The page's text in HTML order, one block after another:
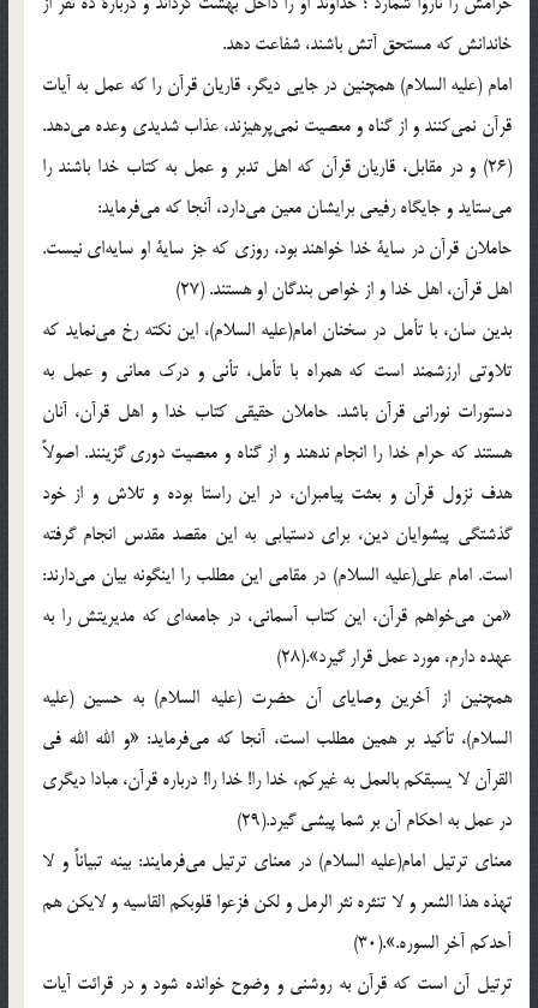
خاندانش‌ كه‌ مستحق‌ آتش‌ باشند، شفاعت‌ دهد.
امام‌ (علیه السلام) همچنين‌ در جايي‌ ديگر، قاريان‌ قرآن‌ را كه‌ عمل‌ به‌ آيات‌
قرآن‌ نمي‌كنند و از گناه‌ و معصيت‌ نمي‌پرهيزند، عذاب‌ شديدي‌ وعده‌ مي‌دهد.
(26) و در مقابل‌، قاريان‌ قرآن‌ كه‌ اهل‌ تدبر و عمل‌ به‌ كتاب‌ خدا باشند را
مي‌ستايد و جايگاه‌ رفيعي‌ برايشان‌ معين‌ مي‌دارد، آنجا كه‌ مي‌فرمايد:
حاملان‌ قرآن‌ در ساية‌ خدا خواهند بود، روزي‌ كه‌ جز ساية‌ او سايه‌اي‌ نيست‌.
اهل‌ قرآن‌، اهل‌ خدا و از خواص‌ بندگان‌ او هستند. (27)
بدين‌ سان‌، با تأمل‌ در سخنان‌ امام‌(علیه السلام)، اين‌ نكته‌ رخ‌ مي‌نمايد كه‌
تلاوتي‌ ارزشمند است‌ كه‌ همراه‌ با تأمل‌، تأني‌ و درك‌ معاني‌ و عمل‌ به‌
دستورات‌ نوراني‌ قرآن‌ باشد. حاملان‌ حقيقي‌ كتاب‌ خدا و اهل‌ قرآن‌، آنان‌
هستند كه‌ حرام‌ خدا را انجام‌ ندهند و از گناه‌ و معصيت‌ دوري‌ گزينند. اصولاً
هدف‌ نزول‌ قرآن‌ و بعثت‌ پيامبران‌، در اين‌ راستا بوده‌ و تلاش‌ و از خود
گذشتگي‌ پيشوايان‌ دين‌، براي‌ دستيابي‌ به‌ اين‌ مقصد مقدس‌ انجام‌ گرفته‌
است‌. امام‌ علي‌(علیه السلام) در مقامي‌ اين‌ مطلب‌ را اينگونه‌ بيان‌ مي‌دارند:
«من‌ مي‌خواهم‌ قرآن‌، اين‌ كتاب‌ آسماني‌، در جامعه‌اي‌ كه‌ مديريتش‌ را به‌
عهده‌ دارم‌، مورد عمل‌ قرار گيرد».(28)
همچنين‌ از آخرين‌ وصاياي‌ آن‌ حضرت‌ (علیه السلام) به‌ حسين‌ (علیه
السلام)، تأكيد بر همين‌ مطلب‌ است‌، آنجا كه‌ مي‌فرمايد: «و الله‌ الله‌ في‌
القرآن‌ لا يسبقكم‌ بالعمل‌ به‌ غيركم‌، خدا را! خدا را! درباره‌ قرآن‌، مبادا ديگري‌
در عمل‌ به‌ احكام‌ آن‌ بر شما پيشي‌ گيرد.(29)
معناي‌ ترتيل‌ امام‌(علیه السلام) در معناي‌ ترتيل‌ مي‌فرمايند: بينه‌ تبياناً و لا
تهذه‌ هذا الشعر و لا تنثره‌ نثر الرمل‌ و لكن‌ فزعوا قلوبكم‌ القاسيه‌ و لايكن‌ هم‌
أحدكم‌ آخر السوره‌.».(30)
ترتيل‌ آن‌ است‌ كه‌ قرآن‌ به‌ روشني‌ و وضوح‌ خوانده‌ شود و در قرائت‌ آيات‌